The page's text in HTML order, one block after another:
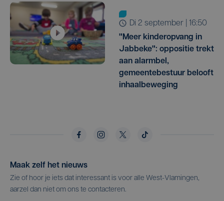
di 2 september | 16:50
"Meer kinderopvang in
Jabbeke": oppositie trekt
aan alarmbel,
gemeentebestuur belooft
inhaalbeweging
Maak zelf het nieuws
Zie of hoor je iets dat interessant is voor alle West-Vlamingen,
aarzel dan niet om ons te contacteren.